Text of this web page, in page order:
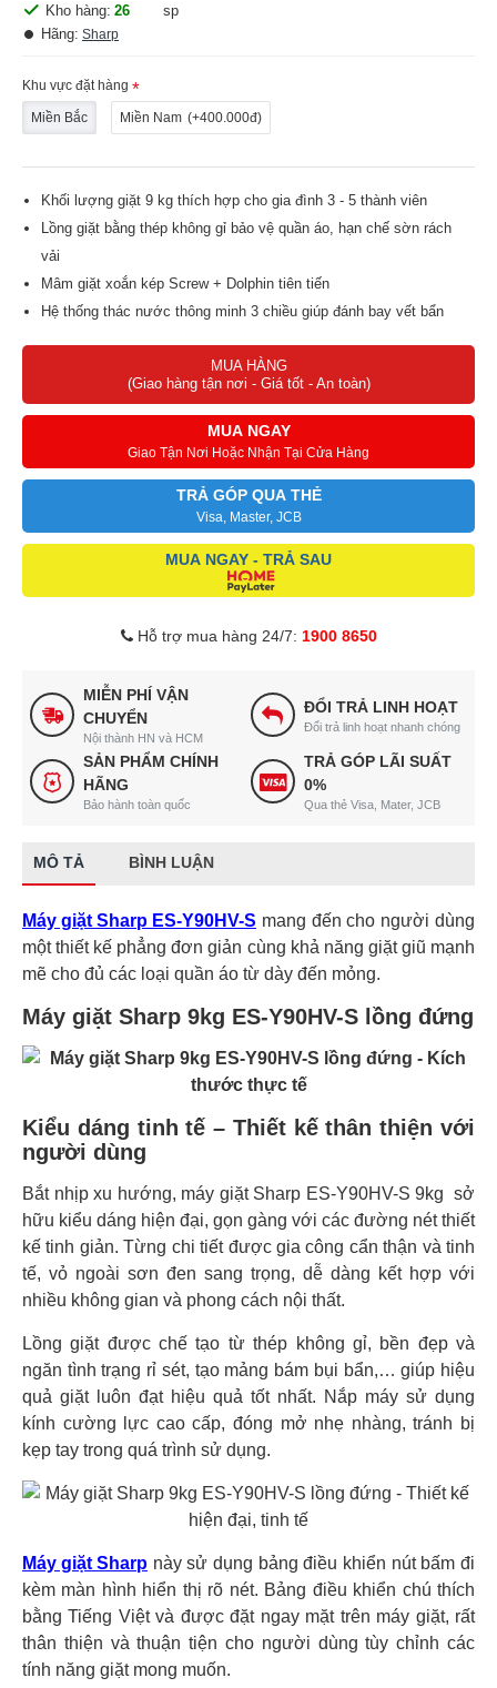
Kho hàng: 26
sp
Hãng: Sharp
Khu vực đặt hàng
Miền Bắc Miền Nam (+400.000đ)
Khối lượng giặt 9 kg thích hợp cho gia đình 3 - 5 thành viên
Lồng giặt bằng thép không gỉ bảo vệ quần áo, hạn chế sờn rách
vải
Mâm giặt xoắn kép Screw + Dolphin tiên tiến
Hệ thống thác nước thông minh 3 chiều giúp đánh bay vết bẩn
Nắp kính cường lực đóng mở nhẹ nhàng
Có khóa an toàn cho trẻ em
MUA HÀNG
(Giao hàng tận nơi - Giá tốt - An toàn)
MUA NGAY
Giao Tận Nơi Hoặc Nhận Tại Cửa Hàng
TRẢ GÓP QUA THẺ
Visa, Master, JCB
MUA NGAY - TRẢ SAU
Hỗ trợ mua hàng 24/7: 1900 8650
MIỄN PHÍ VẬN
CHUYỂN
Nội thành HN và HCM
ĐỔI TRẢ LINH HOẠT
Đổi trả linh hoạt nhanh chóng
SẢN PHẨM CHÍNH
HÃNG
Bảo hành toàn quốc
TRẢ GÓP LÃI SUẤT
0%
Qua thẻ Visa, Mater, JCB
MÔ TẢ BÌNH LUẬN
Máy giặt Sharp ES-Y90HV-S mang đến cho người dùng
một thiết kế phẳng đơn giản cùng khả năng giặt giũ mạnh
mẽ cho đủ các loại quần áo từ dày đến mỏng.
Máy giặt Sharp 9kg ES-Y90HV-S lồng đứng
Kiểu dáng tinh tế – Thiết kế thân thiện với
người dùng
Bắt nhịp xu hướng, máy giặt Sharp ES-Y90HV-S 9kg sở
hữu kiểu dáng hiện đại, gọn gàng với các đường nét thiết
kế tinh giản. Từng chi tiết được gia công cẩn thận và tinh
tế, vỏ ngoài sơn đen sang trọng, dễ dàng kết hợp với
nhiều không gian và phong cách nội thất.
Lồng giặt được chế tạo từ thép không gỉ, bền đẹp và
ngăn tình trạng rỉ sét, tạo mảng bám bụi bẩn,… giúp hiệu
quả giặt luôn đạt hiệu quả tốt nhất. Nắp máy sử dụng
kính cường lực cao cấp, đóng mở nhẹ nhàng, tránh bị
kẹp tay trong quá trình sử dụng.
Máy giặt Sharp này sử dụng bảng điều khiển nút bấm đi
kèm màn hình hiển thị rõ nét. Bảng điều khiển chú thích
bằng Tiếng Việt và được đặt ngay mặt trên máy giặt, rất
thân thiện và thuận tiện cho người dùng tùy chỉnh các
tính năng giặt mong muốn.